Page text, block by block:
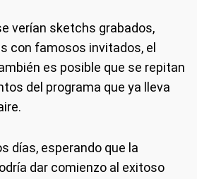
verían sketchs grabados,
con famosos invitados, el
es posible que se repitan
del programa que ya lleva
días, esperando que la
dar comienzo al exitoso